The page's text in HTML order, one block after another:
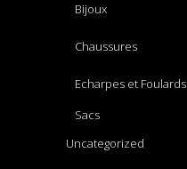
Bijoux
Chaussures
Echarpes et Foulards
Sacs
Uncategorized